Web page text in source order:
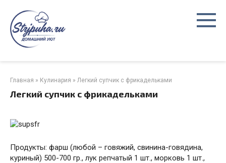
контенту
Главная » Кулинария » Легкий супчик с фрикадельками
Легкий супчик с фрикадельками
Продукты: фарш (любой – говяжий, свинина-говядина,
куриный) 500-700 гр., лук репчатый 1 шт., морковь 1 шт.,